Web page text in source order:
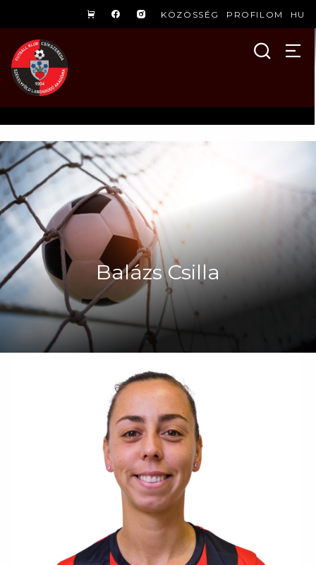
KÖZÖSSÉG PROFILOM HU
Balázs Csilla